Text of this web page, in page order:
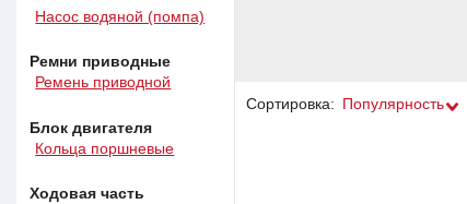
Насос водяной (помпа)
Ремни приводные
Ремень приводной
Блок двигателя
Кольца поршневые
Ходовая часть
Сортировка: Популярность